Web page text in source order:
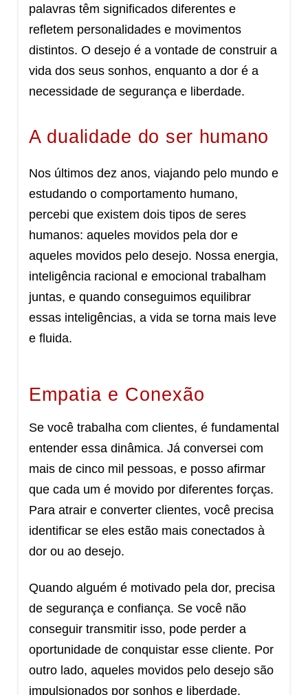
palavras têm significados diferentes e
refletem personalidades e movimentos
distintos. O desejo é a vontade de construir a
vida dos seus sonhos, enquanto a dor é a
necessidade de segurança e liberdade.
A dualidade do ser humano
Nos últimos dez anos, viajando pelo mundo e
estudando o comportamento humano,
percebi que existem dois tipos de seres
humanos: aqueles movidos pela dor e
aqueles movidos pelo desejo. Nossa energia,
inteligência racional e emocional trabalham
juntas, e quando conseguimos equilibrar
essas inteligências, a vida se torna mais leve
e fluida.
Empatia e Conexão
Se você trabalha com clientes, é fundamental
entender essa dinâmica. Já conversei com
mais de cinco mil pessoas, e posso afirmar
que cada um é movido por diferentes forças.
Para atrair e converter clientes, você precisa
identificar se eles estão mais conectados à
dor ou ao desejo.
Quando alguém é motivado pela dor, precisa
de segurança e confiança. Se você não
conseguir transmitir isso, pode perder a
oportunidade de conquistar esse cliente. Por
outro lado, aqueles movidos pelo desejo são
impulsionados por sonhos e liberdade.